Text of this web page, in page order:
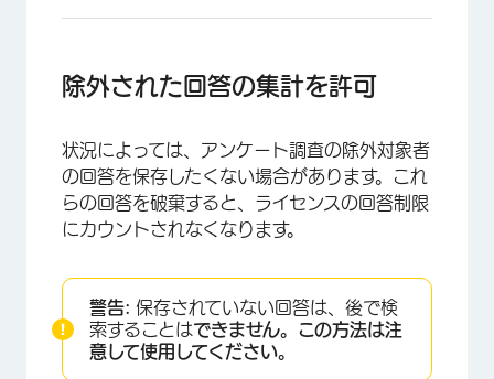
除外された回答の集計を許可
状況によっては、アンケート調査の除外対象者
の回答を保存したくない場合があります。これ
らの回答を破棄すると、ライセンスの回答制限
にカウントされなくなります。
警告: 保存されていない回答は、後で検
索することはできません。この方法は注
意して使用してください。